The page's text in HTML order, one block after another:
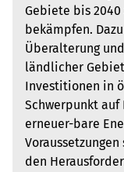
Gebiete bis
bekämpfen.
Überalterung
ländlicher
Investitionen in
Schwerpunkt auf
erneuer-bare
den